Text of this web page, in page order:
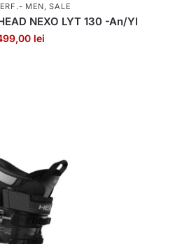
MEN,SALE
NEXO LYT 130 -An/Yl
lei